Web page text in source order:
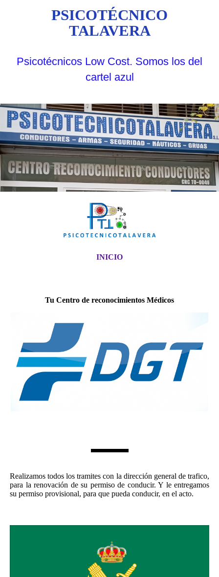
PSICOTÉCNICO
TALAVERA
Psicotécnicos Low Cost. Somos los del
cartel azul
INICIO
Tu Centro de reconocimientos Médicos
Realizamos todos los tramites con la dirección general de trafico,
para la renovación de su permiso de conducir. Y le entregamos
su permiso provisional, para que pueda conducir, en el acto.